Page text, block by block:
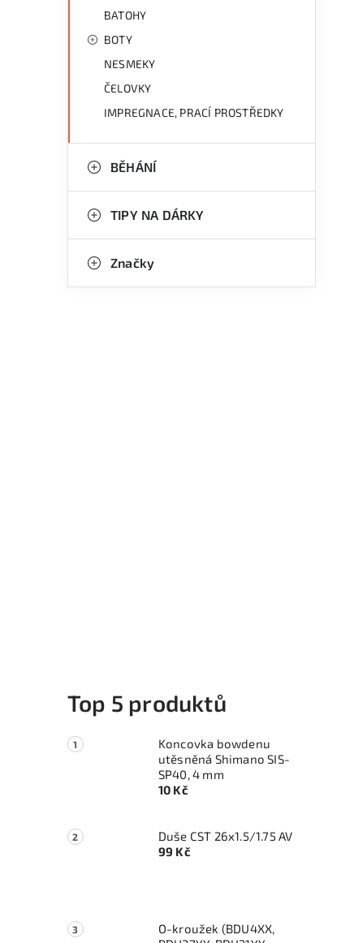
BATOHY
BOTY
NESMEKY
ČELOVKY
IMPREGNACE, PRACÍ PROSTŘEDKY
BĚHÁNÍ
TIPY NA DÁRKY
Značky
Top 5 produktů
Koncovka bowdenu
utěsněná Shimano SIS-
SP40, 4 mm
10 Kč
Duše CST 26x1.5/1.75 AV
99 Kč
O-kroužek (BDU4XX,